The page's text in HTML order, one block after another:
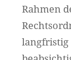
Rahmen
langfristig